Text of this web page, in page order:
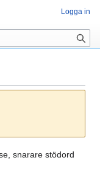
snarare stödord
Logga in